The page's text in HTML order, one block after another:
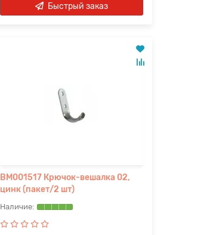
Быстрый заказ
BM001517 Крючок-вешалка 02,
цинк (пакет/2 шт)